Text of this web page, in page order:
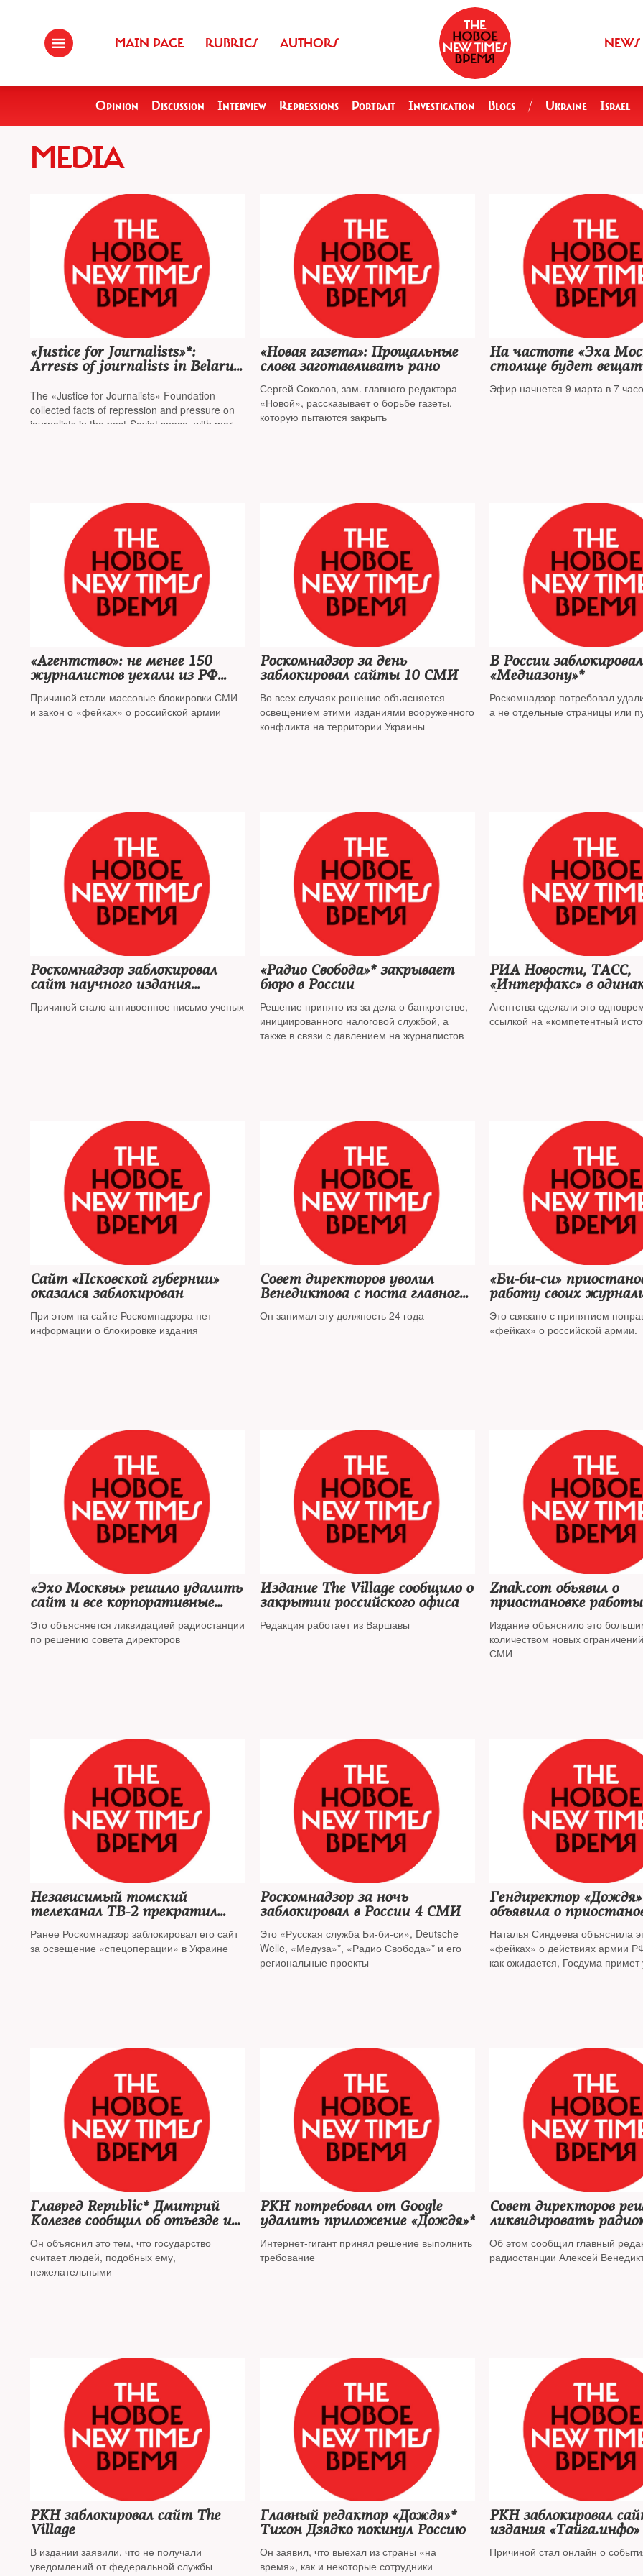
MAIN PAGE RUBRICS AUTHORS NEWS
Opinion Discussion Interview Repressions Portrait Investigation Blogs / Ukraine Israel
MEDIA
«Justice for Journalists»*:
Arrests of journalists in Belarus,
repression in Russia, and
journalism during the war in
Ukraine
The «Justice for Journalists» Foundation
collected facts of repression and pressure on
journalists in the post-Soviet space, with more
«Новая газета»: Прощальные
слова заготавливать рано
Сергей Соколов, зам. главного редактора
«Новой», рассказывает о борьбе газеты,
которую пытаются закрыть
На частоте «Эха
столице будет
государственное
Эфир начнется 9 марта в 7
«Агентство»: не менее 150
журналистов уехали из РФ
после начала «спецоперации»
Причиной стали массовые блокировки СМИ
и закон о «фейках» о российской армии
Роскомнадзор за день
заблокировал сайты 10 СМИ
Во всех случаях решение объясняется
освещением этими изданиями вооруженного
конфликта на территории Украины
В России
«Медиазону»*
Роскомнадзор потребовал
а не отдельные страницы или
Роскомнадзор заблокировал
сайт научного издания
«Троицкий вариант»
Причиной стало антивоенное письмо ученых
«Радио Свобода»* закрывает
бюро в России
Решение принято из-за дела о банкротстве,
инициированного налоговой службой, а
также в связи с давлением на журналистов
РИА Новости, ТАСС,
«Интерфакс» в
формулировках
разработке ядерного
Украине
Агентства сделали это
ссылкой на «компетентный
Сайт «Псковской губернии»
оказался заблокирован
При этом на сайте Роскомнадзора нет
информации о блокировке издания
Совет директоров уволил
Венедиктова с поста главного
редактора «Эха Москвы»
Он занимал эту должность 24 года
«Би‑би‑си»
работу своих
России
Это связано с принятием
«фейках» о российской армии.
«Эхо Москвы» решило удалить
сайт и все корпоративные
аккаунты в соцсетях
Это объясняется ликвидацией радиостанции
по решению совета директоров
Издание The Village сообщило о
закрытии российского офиса
Редакция работает из Варшавы
Znak.com обьявил о
приостановке работы
Издание объяснило это
количеством новых
СМИ
Независимый томский
телеканал ТВ-2 прекратил
работу
Ранее Роскомнадзор заблокировал его сайт
за освещение «спецоперации» в Украине
Роскомнадзор за ночь
заблокировал в России 4 СМИ
Это «Русская служба Би-би-си», Deutsche
Welle, «Медуза»*, «Радио Свобода»* и его
региональные проекты
Гендиректор
объявила о
работы телеканала
Наталья Синдеева объяснила
«фейках» о действиях армии
как ожидается, Госдума примет
Главред Republic* Дмитрий
Колезев сообщил об отъезде из
России
Он объяснил это тем, что государство
считает людей, подобных ему,
нежелательными
РКН потребовал от Google
удалить приложение «Дождя»*
Интернет-гигант принял решение выполнить
требование
Совет директоров
ликвидировать
сайт «Эха Москвы»
Об этом сообщил главный
радиостанции Алексей
РКН заблокировал сайт The
Village
В издании заявили, что не получали
уведомлений от федеральной службы
Главный редактор «Дождя»*
Тихон Дзядко покинул Россию
Он заявил, что выехал из страны «на
время», как и некоторые сотрудники
РКН заблокировал
издания «Тайга.инфо»
Причиной стал онлайн о